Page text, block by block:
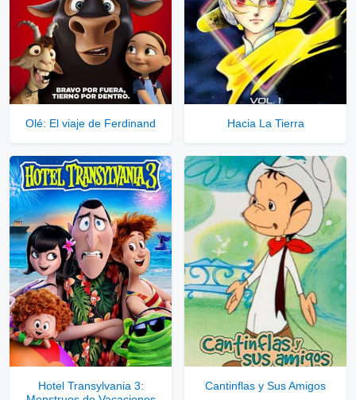
Olé: El viaje de Ferdinand Hacia La Tierra
Hotel Transylvania 3:
Cantinflas y Sus Amigos